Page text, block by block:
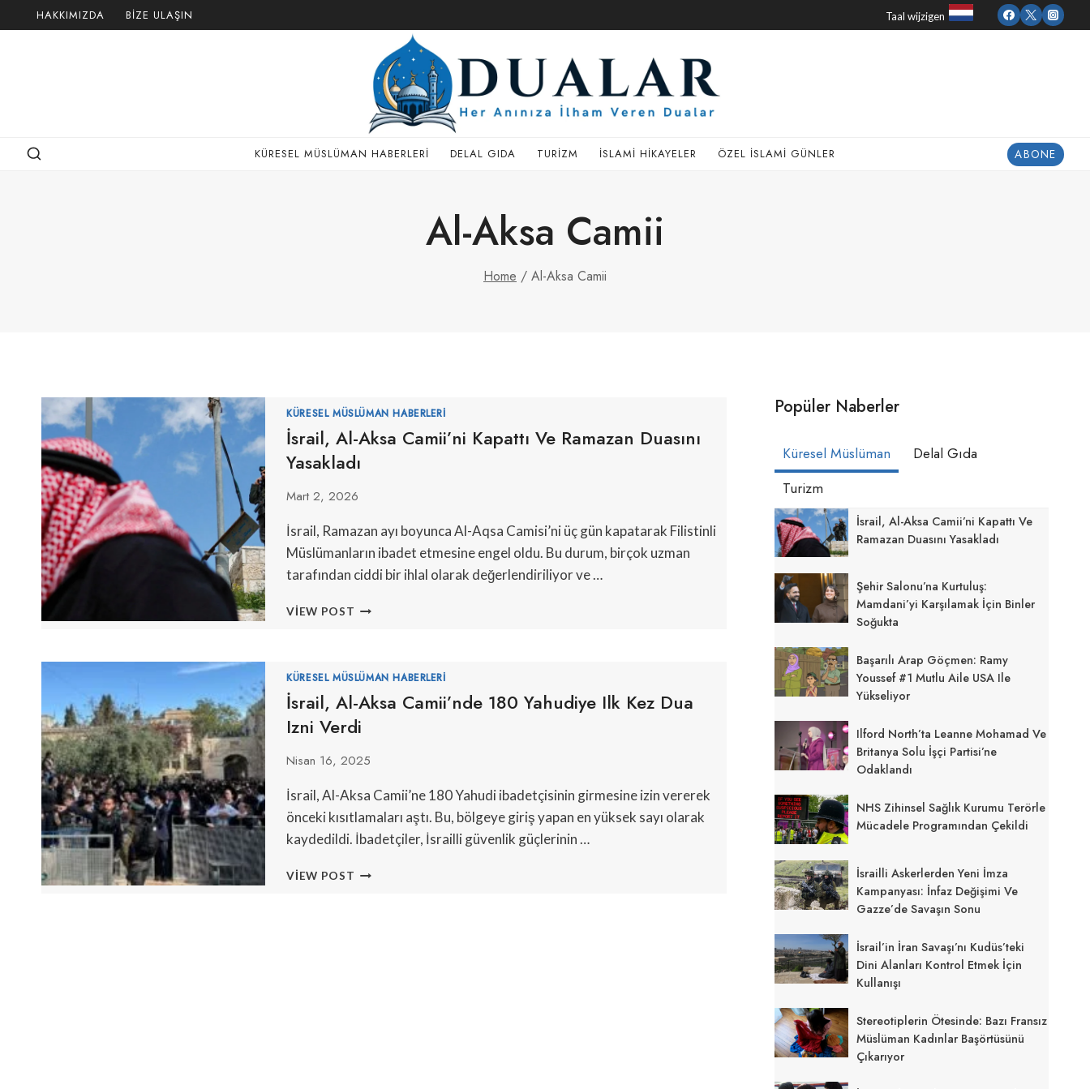
to
HAKKIMIZDA BIZE ULAŞIN Taal wijzigen
KÜRESEL MÜSLÜMAN HABERLERI DELAL GIDA TURIZM İSLAMI HIKAYELER ÖZEL İSLAMI GÜNLER ABONE
Al-Aksa Camii
Home / Al-Aksa Camii
KÜRESEL MÜSLÜMAN HABERLERI
İsrail, Al-Aksa Camii’ni Kapattı Ve Ramazan Duasını
Yasakladı
Mart 2, 2026
İsrail, Ramazan ayı boyunca Al-Aqsa Camisi’ni üç gün kapatarak Filistinli
Müslümanların ibadet etmesine engel oldu. Bu durum, birçok uzman
tarafından ciddi bir ihlal olarak değerlendiriliyor ve …
VIEW POST İSRAIL,
KAPATTI
RAMAZAN
DUASINI
KÜRESEL MÜSLÜMAN HABERLERI
İsrail, Al-Aksa Camii’nde 180 Yahudiye Ilk Kez Dua
Izni Verdi
Nisan 16, 2025
İsrail, Al-Aksa Camii’ne 180 Yahudi ibadetçisinin girmesine izin vererek
önceki kısıtlamaları aştı. Bu, bölgeye giriş yapan en yüksek sayı olarak
kaydedildi. İbadetçiler, İsrailli güvenlik güçlerinin …
VIEW POST İSRAIL,
Popüler Naberler
Küresel Müslüman
Delal Gıda
Turizm
İsrail, Al-Aksa Camii’ni Kapattı Ve
Ramazan Duasını Yasakladı
Şehir Salonu’na Kurtuluş:
Mamdani’yi Karşılamak İçin Binler
Soğukta
Başarılı Arap Göçmen: Ramy
Youssef #1 Mutlu Aile USA Ile
Yükseliyor
Ilford North’ta Leanne Mohamad Ve
Britanya Solu İşçi Partisi’ne
Odaklandı
NHS Zihinsel Sağlık Kurumu Terörle
Mücadele Programından Çekildi
İsrailli Askerlerden Yeni İmza
Kampanyası: İnfaz Değişimi Ve
Gazze’de Savaşın Sonu
İsrail’in İran Savaşı’nı Kudüs’teki
Dini Alanları Kontrol Etmek İçin
Kullanışı
Stereotiplerin Ötesinde: Bazı Fransız
Müslüman Kadınlar Başörtüsünü
Çıkarıyor